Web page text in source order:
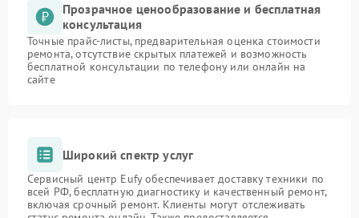
Прозрачное ценообразование и бесплатная
консультация
Точные прайс-листы, предварительная оценка стоимости
ремонта, отсутствие скрытых платежей и возможность
бесплатной консультации по телефону или онлайн на
сайте
Широкий спектр услуг
Сервисный центр Eufy обеспечивает доставку техники по
всей РФ, бесплатную диагностику и качественный ремонт,
включая срочный ремонт. Клиенты могут отслеживать